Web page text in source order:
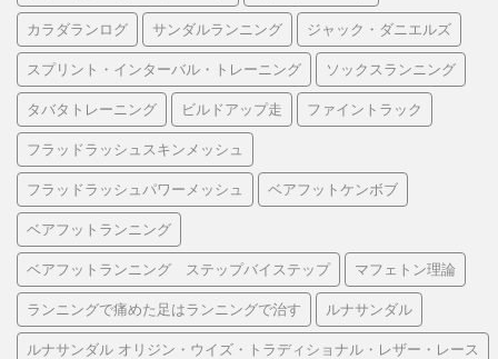
カラダランログ サンダルランニング ジャック・ダニエルズ
スプリント・インターバル・トレーニング ソックスランニング
タバタトレーニング ビルドアップ走 ファイントラック
フラッドラッシュスキンメッシュ
フラッドラッシュパワーメッシュ ベアフットケンボブ
ベアフットランニング
ベアフットランニング ステップバイステップ マフェトン理論
ランニングで痛めた足はランニングで治す ルナサンダル
ルナサンダル オリジン・ウイズ・トラディショナル・レザー・レース